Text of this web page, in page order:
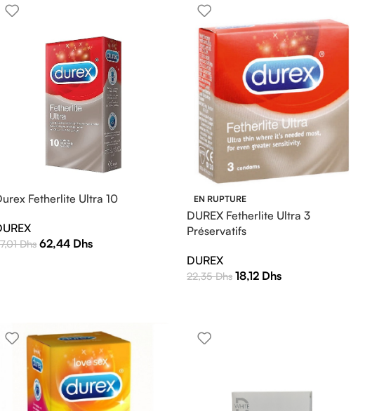
Fetherlite Ultra 10
Dhs 62,44 Dhs
EN RUPTURE
DUREX Fetherlite Ultra 3
Préservatifs
DUREX
22,35Dhs 18,12 Dhs